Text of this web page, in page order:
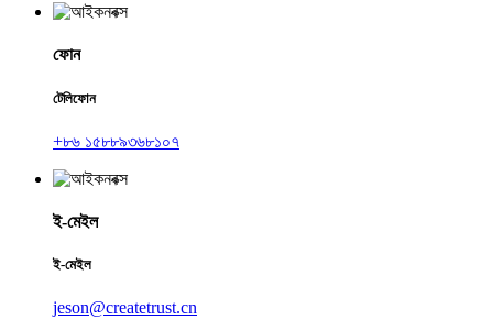
ফোন
টেলিফোন
+৮৬ ১৫৮৮৯৩৬৮১০৭
ই-মেইল
ই-মেইল
jeson@createtrust.cn